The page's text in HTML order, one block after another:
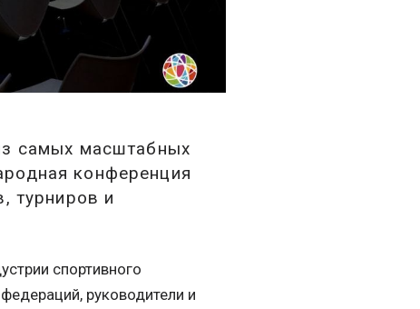
самых масштабных
конференция
турниров и
спортивного
руководители и